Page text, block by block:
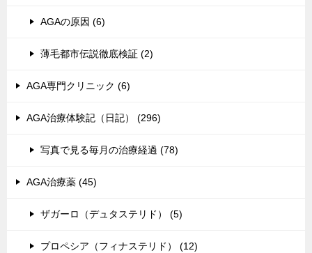
AGAの原因 (6)
薄毛都市伝説徹底検証 (2)
AGA専門クリニック (6)
AGA治療体験記（日記） (296)
写真で見る毎月の治療経過 (78)
AGA治療薬 (45)
ザガーロ（デュタステリド） (5)
プロペシア（フィナステリド） (12)